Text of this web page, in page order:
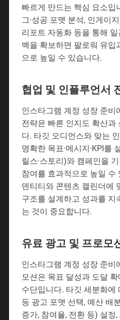
빠르게 만드는 핵심 요소입
그·성공 포맷 분석, 인게이
리포트 자동화 등을 통해
백을 확보하면 팔로워 유입
으로 높일 수 있습니다.
협업 및 인플루언서
인스타그램 계정 성장 준비
전략은 빠른 인지도 확산과
다. 타깃 오디언스와 맞는
명확한 목표·메시지·KPI를
릴스·스토리)와 캠페인을
참여를 효과적으로 높일 수
덴티티와 콘텐츠 캘린더에
구조를 설계하고 성과를 지
는 것이 중요합니다.
유료 광고 및 프로모
인스타그램 계정 성장 준비
모션은 목표 달성과 도달
수단입니다. 타깃 세분화에
등 광고 포맷 선택, 예산 배
증가, 참여율, 전환 등) 설정